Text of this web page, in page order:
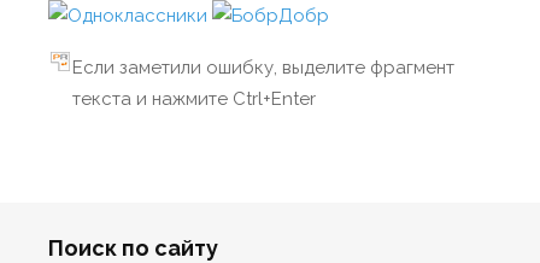
Если заметили ошибку, выделите фрагмент
текста и нажмите Ctrl+Enter
Поиск по сайту